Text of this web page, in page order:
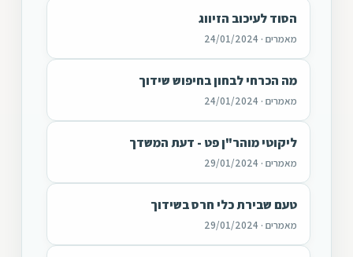
הסוד לעיכוב הזיווג
מאמרים · 24/01/2024
מה הכרחי לבחון בחיפוש שידוך
מאמרים · 24/01/2024
ליקוטי מוהר"ן פט - דעת המשדך
מאמרים · 29/01/2024
טעם שבירת כלי חרס בשידוך
מאמרים · 29/01/2024